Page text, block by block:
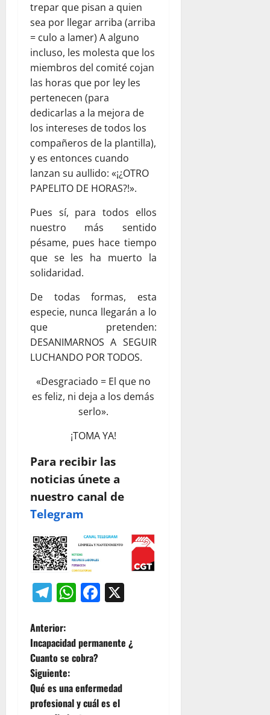
trepar que pisan a quien
sea por llegar arriba (arriba
= culo a lamer) A alguno
incluso, les molesta que los
miembros del comité cojan
las horas que por ley les
pertenecen (para
dedicarlas a la mejora de
los intereses de todos los
compañeros de la plantilla),
y es entonces cuando
lanzan su aullido: «¡¿OTRO
PAPELITO DE HORAS?!».
Pues sí, para todos ellos
nuestro más sentido
pésame, pues hace tiempo
que se les ha muerto la
solidaridad.
De todas formas, esta
especie, nunca llegarán a lo
que pretenden:
DESANIMARNOS A SEGUIR
LUCHANDO POR TODOS.
«Desgraciado = El que no
es feliz, ni deja a los demás
serlo».
¡TOMA YA!
Para recibir las
noticias únete a
nuestro canal de
Telegram
Telegram
WhatsApp
Facebook
N
a
v
e
Anterior:
Incapacidad permanente ¿
Cuanto se cobra?
Siguiente:
Qué es una enfermedad
profesional y cuál es el